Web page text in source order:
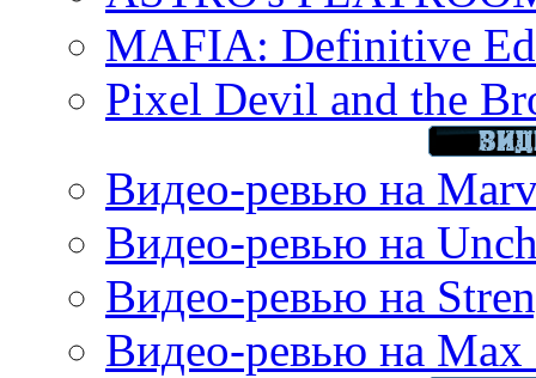
MAFIA: Definitive
Pixel Devil and the
Видео-ревью на
Видео-ревью на
Видео-ревью на
Видео-ревью на Max